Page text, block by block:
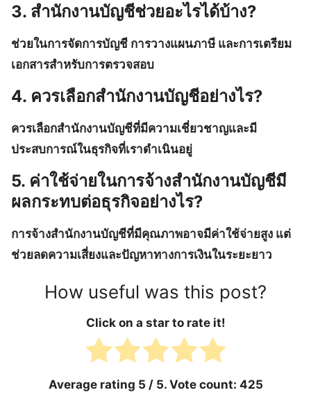
3. สำนักงานบัญชีช่วยอะไรได้บ้าง?
ช่วยในการจัดการบัญชี การวางแผนภาษี และการเตรียม
เอกสารสำหรับการตรวจสอบ
4. ควรเลือกสำนักงานบัญชีอย่างไร?
ควรเลือกสำนักงานบัญชีที่มีความเชี่ยวชาญและมี
ประสบการณ์ในธุรกิจที่เราดำเนินอยู่
5. ค่าใช้จ่ายในการจ้างสำนักงานบัญชีมี
ผลกระทบต่อธุรกิจอย่างไร?
การจ้างสำนักงานบัญชีที่มีคุณภาพอาจมีค่าใช้จ่ายสูง แต่
ช่วยลดความเสี่ยงและปัญหาทางการเงินในระยะยาว
How useful was this post?
Click on a star to rate it!
Average rating 5 / 5. Vote count: 425